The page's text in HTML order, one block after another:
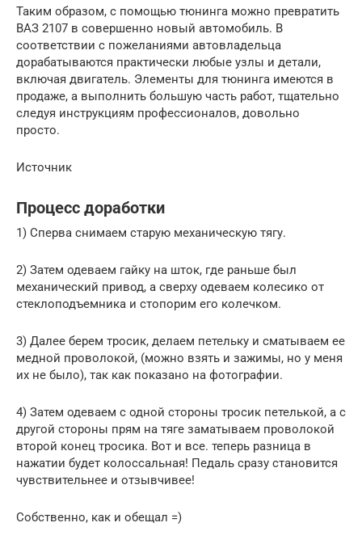
Таким образом, с помощью тюнинга можно превратить
ВАЗ 2107 в совершенно новый автомобиль. В
соответствии с пожеланиями автовладельца
дорабатываются практически любые узлы и детали,
включая двигатель. Элементы для тюнинга имеются в
продаже, а выполнить большую часть работ, тщательно
следуя инструкциям профессионалов, довольно
просто.
Источник
Процесс доработки
1) Сперва снимаем старую механическую тягу.
2) Затем одеваем гайку на шток, где раньше был
механический привод, а сверху одеваем колесико от
стеклоподъемника и стопорим его колечком.
3) Далее берем тросик, делаем петельку и сматываем ее
медной проволокой, (можно взять и зажимы, но у меня
их не было), так как показано на фотографии.
4) Затем одеваем с одной стороны тросик петелькой, а с
другой стороны прям на тяге заматываем проволокой
второй конец тросика. Вот и все. теперь разница в
нажатии будет колоссальная! Педаль сразу становится
чувствительнее и отзывчивее!
Собственно, как и обещал =)